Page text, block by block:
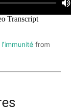
from